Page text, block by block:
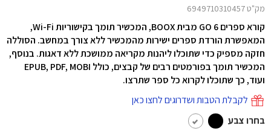
מק"ט 6949710310457
קורא ספרים GO 6 מבית BOOX,
המכשיר תומך בקישוריות Wi-Fi,
המאפשרת הורדת ספרים ישירות מהמכשיר ללא צורך במחשב. הסוללה
חזקה מספיק כדי שתוכלו ליהנות מקריאה ממושכת ללא דאגות. בנוסף,
המכשיר תומך בפורמטים רבים של קבצים, כולל EPUB, PDF, MOBI
ועוד, כך שתוכלו לקרוא כל ספר שתרצו.
לקבלת הטבות ושדרוגים לחצו כאן
בחרו צבע